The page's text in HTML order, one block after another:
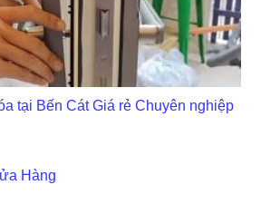
tại Bến Cát Giá rẻ Chuyên nghiệp
Hàng